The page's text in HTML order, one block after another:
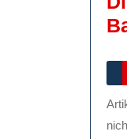
Artikel über Modellautos Die Faszination von Modellautos: Miniaturen mit großer Wirkung Modellautos sind